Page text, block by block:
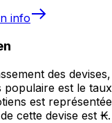
info
des
populaire est le
est
cette devise est ₭.